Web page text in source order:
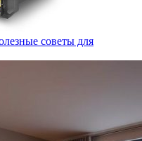
советы для